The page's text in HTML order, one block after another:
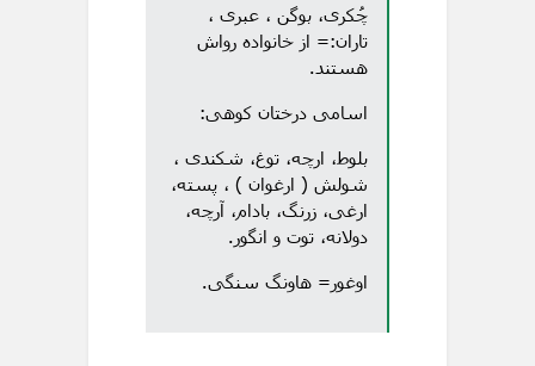
چُکری، بوگن ، عبری ،
تاران:= از خانواده رواش
هستند.
اسامی درختان کوهی:
بلوط، ارچه، توغ، شکندی ،
شولش ( ارغوان ) ، پسته،
ارغی، زرنگ، بادام، آرچه،
دولانه، توت و انگور.
اوغور= هاونگ سنگی.